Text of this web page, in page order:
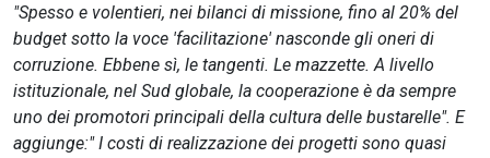
"Spesso e volentieri, nei bilanci di missione, fino al 20% del
budget sotto la voce 'facilitazione' nasconde gli oneri di
corruzione. Ebbene sì, le tangenti. Le mazzette. A livello
istituzionale, nel Sud globale, la cooperazione è da sempre
uno dei promotori principali della cultura delle bustarelle". E
aggiunge:" I costi di realizzazione dei progetti sono quasi